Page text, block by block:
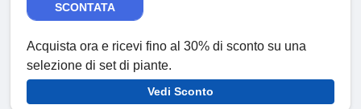
SCONTATA
Acquista ora e ricevi fino al 30% di sconto su una
selezione di set di piante.
Vedi Sconto